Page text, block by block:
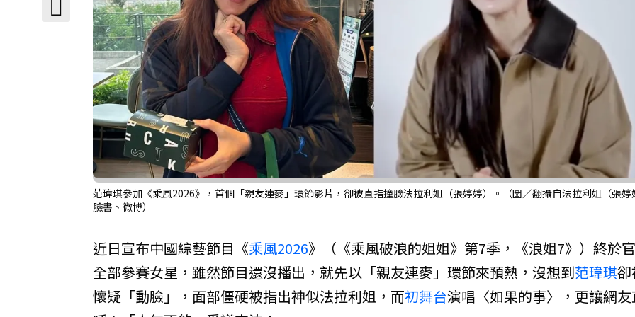
范瑋琪參加《乘風2026》，首個「親友連麥」環節影片，卻被直指撞臉法拉利姐（張婷婷）。（圖／翻攝自法拉利姐（張婷
臉書、微博）
近日宣布中國綜藝節目《乘風2026》（《乘風破浪的姐姐》第7季，《浪姐7》）終於
全部參賽女星，雖然節目還沒播出，就先以「親友連麥」環節來預熱，沒想到范瑋琪卻
懷疑「動臉」，面部僵硬被指出神似法拉利姐，而初舞台演唱〈如果的事〉，更讓網